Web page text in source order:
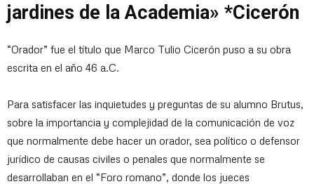
jardines de la Academia» *Cicerón
“Orador” fue el título que Marco Tulio Cicerón puso a su obra
escrita en el año 46 a.C.
Para satisfacer las inquietudes y preguntas de su alumno Brutus,
sobre la importancia y complejidad de la comunicación de voz
que normalmente debe hacer un orador, sea político o defensor
jurídico de causas civiles o penales que normalmente se
desarrollaban en el “Foro romano”, donde los jueces